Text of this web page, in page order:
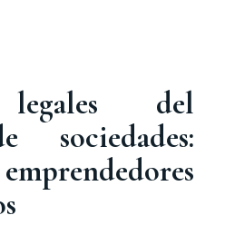
legales del
sociedades: